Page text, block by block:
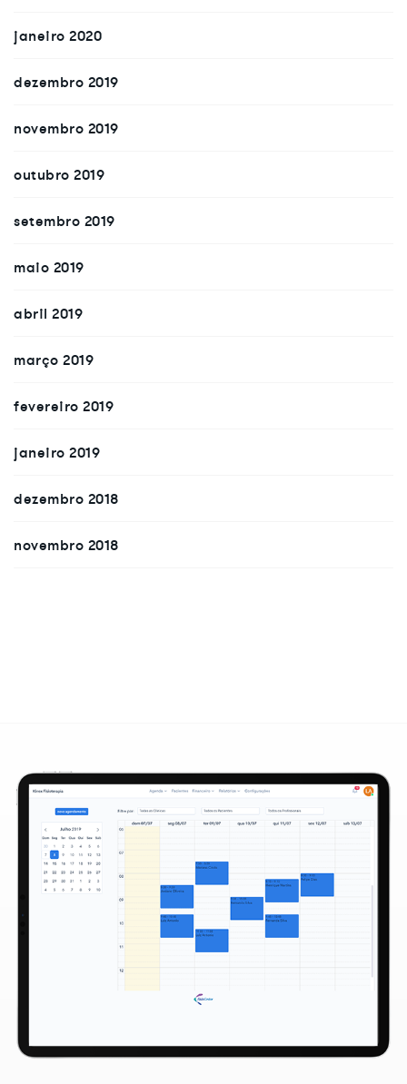
janeiro 2020
dezembro 2019
novembro 2019
outubro 2019
setembro 2019
maio 2019
abril 2019
março 2019
fevereiro 2019
janeiro 2019
dezembro 2018
novembro 2018